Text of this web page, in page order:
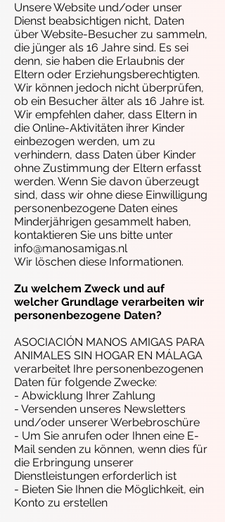
Unsere Website und/oder unser
Dienst beabsichtigen nicht, Daten
über Website-Besucher zu sammeln,
die jünger als 16 Jahre sind. Es sei
denn, sie haben die Erlaubnis der
Eltern oder Erziehungsberechtigten.
Wir können jedoch nicht überprüfen,
ob ein Besucher älter als 16 Jahre ist.
Wir empfehlen daher, dass Eltern in
die Online-Aktivitäten ihrer Kinder
einbezogen werden, um zu
verhindern, dass Daten über Kinder
ohne Zustimmung der Eltern erfasst
werden. Wenn Sie davon überzeugt
sind, dass wir ohne diese Einwilligung
personenbezogene Daten eines
Minderjährigen gesammelt haben,
kontaktieren Sie uns bitte unter
info@manosamigas.nl
Wir löschen diese Informationen.
Zu welchem ​​Zweck und auf
welcher Grundlage verarbeiten wir
personenbezogene Daten?
ASOCIACIÓN MANOS AMIGAS PARA
ANIMALES SIN HOGAR EN MÁLAGA
verarbeitet Ihre personenbezogenen
Daten für folgende Zwecke:
- Abwicklung Ihrer Zahlung
- Versenden unseres Newsletters
und/oder unserer Werbebroschüre
- Um Sie anrufen oder Ihnen eine E-
Mail senden zu können, wenn dies für
die Erbringung unserer
Dienstleistungen erforderlich ist
- Bieten Sie Ihnen die Möglichkeit, ein
Konto zu erstellen